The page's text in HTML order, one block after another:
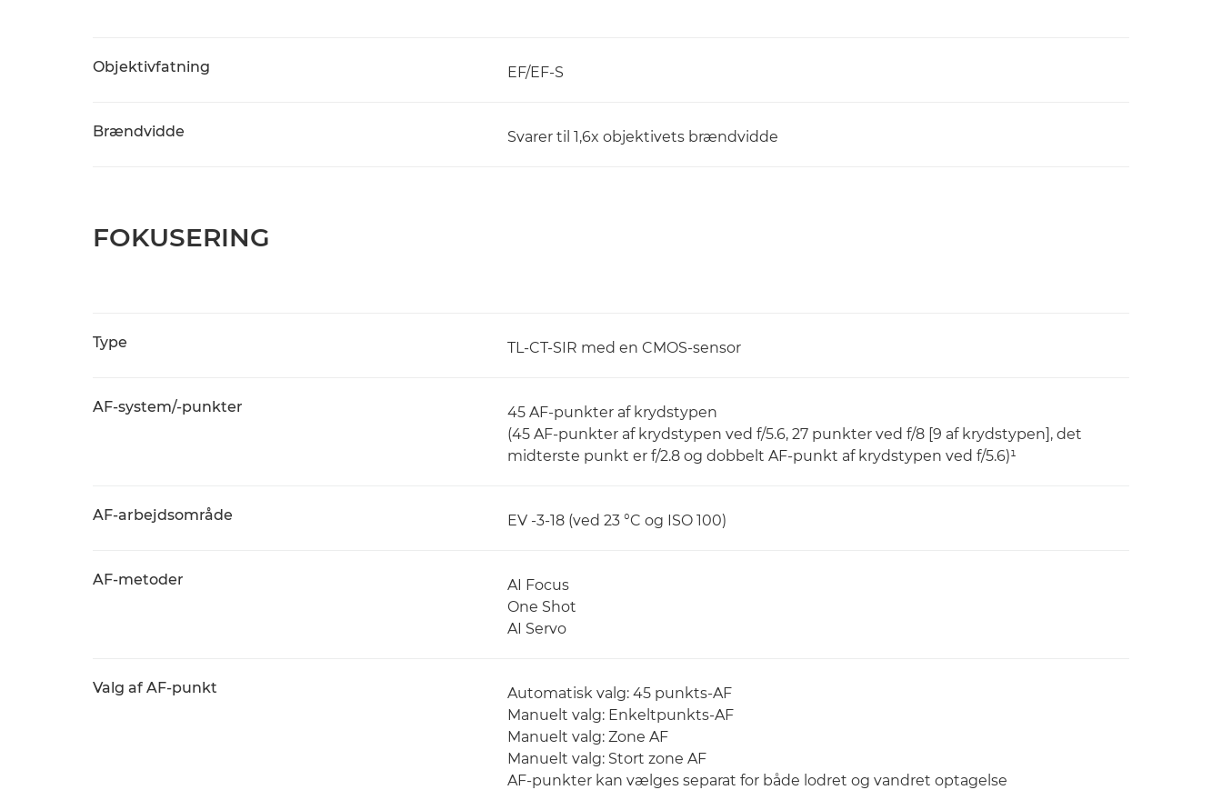
Objektivfatning EF/EF-S
Brændvidde Svarer til 1,6x objektivets brændvidde
FOKUSERING
Type TL-CT-SIR med en CMOS-sensor
AF-system/-punkter
45 AF-punkter af krydstypen
(45 AF-punkter af krydstypen ved f/5.6, 27 punkter ved f/8 [9 af krydstypen], det
midterste punkt er f/2.8 og dobbelt AF-punkt af krydstypen ved f/5.6)¹
AF-arbejdsområde EV -3-18 (ved 23 °C og ISO 100)
AF-metoder
AI Focus
One Shot
AI Servo
Valg af AF-punkt
Automatisk valg: 45 punkts-AF
Manuelt valg: Enkeltpunkts-AF
Manuelt valg: Zone AF
Manuelt valg: Stort zone AF
AF-punkter kan vælges separat for både lodret og vandret optagelse